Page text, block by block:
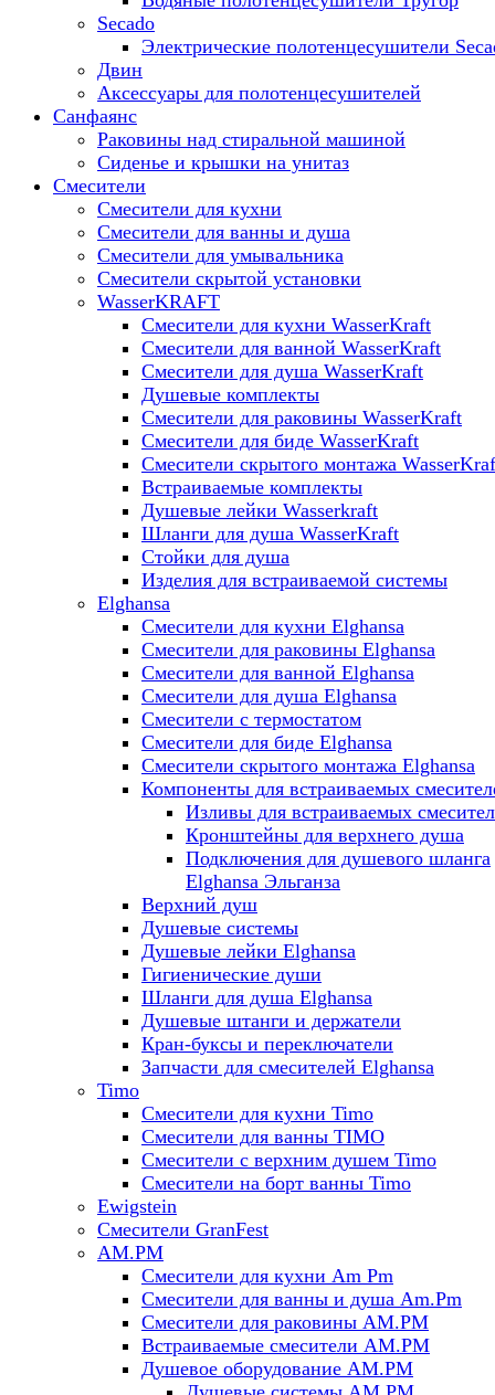
Secado
Электрические полотенцесушители
Двин
Аксессуары для полотенцесушителей
Санфаянс
Раковины над стиральной машиной
Сиденье и крышки на унитаз
Смесители
Смесители для кухни
Смесители для ванны и душа
Смесители для умывальника
Смесители скрытой установки
WasserKRAFT
Смесители для кухни WasserKraft
Смесители для ванной WasserKraft
Смесители для душа WasserKraft
Душевые комплекты
Смесители для раковины WasserKraft
Смесители для биде WasserKraft
Смесители скрытого монтажа
Встраиваемые комплекты
Душевые лейки Wasserkraft
Шланги для душа WasserKraft
Стойки для душа
Изделия для встраиваемой системы
Elghansa
Смесители для кухни Elghansa
Смесители для раковины Elghansa
Смесители для ванной Elghansa
Смесители для душа Elghansa
Смесители с термостатом
Смесители для биде Elghansa
Смесители скрытого монтажа Elghansa
Компоненты для встраиваемых
Изливы для встраиваемых
Кронштейны для верхнего душа
Подключения для душевого шланга
Elghansa Эльганза
Верхний душ
Душевые системы
Душевые лейки Elghansa
Гигиенические души
Шланги для душа Elghansa
Душевые штанги и держатели
Кран-буксы и переключатели
Запчасти для смесителей Elghansa
Timo
Смесители для кухни Timo
Смесители для ванны TIMO
Смесители с верхним душем Timo
Смесители на борт ванны Timo
Ewigstein
Смесители GranFest
AM.PM
Смесители для кухни Am Pm
Смесители для ванны и душа Am.Pm
Смесители для раковины AM.PM
Встраиваемые смесители AM.PM
Душевое оборудование AM.PM